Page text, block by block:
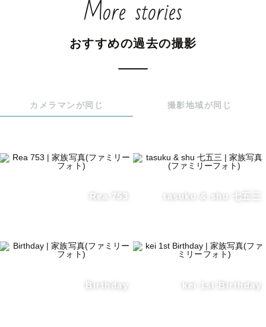
More stories
おすすめの過去の撮影
カメラマンが同じ 撮影地域が同じ
Rea 753 tasuku & shu 七五三
Birthday kei 1st Birthday